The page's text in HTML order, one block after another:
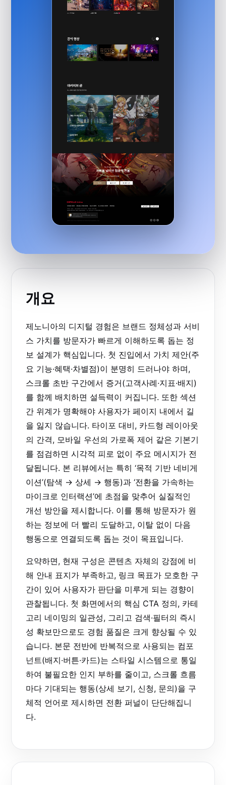
개요
제노니아의 디지털 경험은 브랜드 정체성과 서비
스 가치를 방문자가 빠르게 이해하도록 돕는 정
보 설계가 핵심입니다. 첫 진입에서 가치 제안(주
요 기능·혜택·차별점)이 분명히 드러나야 하며,
스크롤 초반 구간에서 증거(고객사례·지표·배지)
를 함께 배치하면 설득력이 커집니다. 또한 섹션
간 위계가 명확해야 사용자가 페이지 내에서 길
을 잃지 않습니다. 타이포 대비, 카드형 레이아웃
의 간격, 모바일 우선의 가로폭 제어 같은 기본기
를 점검하면 시각적 피로 없이 주요 메시지가 전
달됩니다. 본 리뷰에서는 특히 ‘목적 기반 네비게
이션’(탐색 → 상세 → 행동)과 ‘전환을 가속하는
마이크로 인터랙션’에 초점을 맞추어 실질적인
개선 방안을 제시합니다. 이를 통해 방문자가 원
하는 정보에 더 빨리 도달하고, 이탈 없이 다음
행동으로 연결되도록 돕는 것이 목표입니다.
요약하면, 현재 구성은 콘텐츠 자체의 강점에 비
해 안내 표지가 부족하고, 링크 목표가 모호한 구
간이 있어 사용자가 판단을 미루게 되는 경향이
관찰됩니다. 첫 화면에서의 핵심 CTA 정의, 카테
고리 네이밍의 일관성, 그리고 검색·필터의 즉시
성 확보만으로도 경험 품질은 크게 향상될 수 있
습니다. 본문 전반에 반복적으로 사용되는 컴포
넌트(배지·버튼·카드)는 스타일 시스템으로 통일
하여 불필요한 인지 부하를 줄이고, 스크롤 흐름
마다 기대되는 행동(상세 보기, 신청, 문의)을 구
체적 언어로 제시하면 전환 퍼널이 단단해집니
다.